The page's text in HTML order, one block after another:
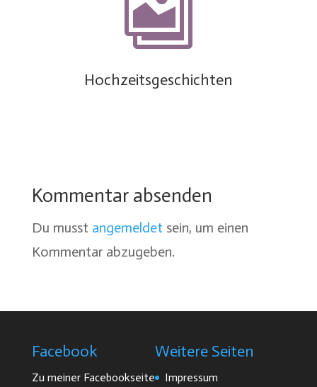

Hochzeitsgeschichten
Kommentar absenden
Du musst angemeldet sein, um einen
Kommentar abzugeben.
Facebook
Zu meiner Facebookseite
Weitere Seiten
Impressum